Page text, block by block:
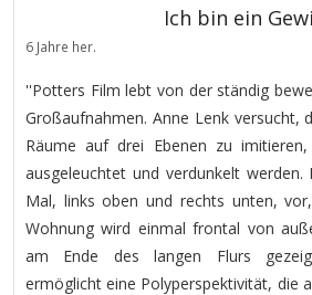
Ich bin ein
6 Jahre her.
''Potters Film lebt von der ständig
Großaufnahmen. Anne Lenk versucht,
Räume auf drei Ebenen zu
ausgeleuchtet und verdunkelt
Mal, links oben und rechts unten,
Wohnung wird einmal frontal von
am Ende des langen Flurs
ermöglicht eine Polyperspektivität, die